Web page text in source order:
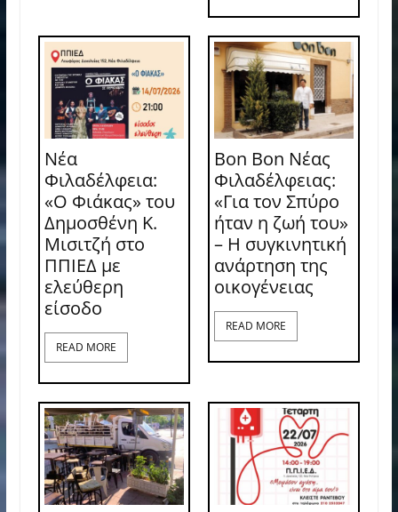
Νέα
Φιλαδέλφεια:
«Ο Φιάκας» του
Δημοσθένη Κ.
Μισιτζή στο
ΠΠΙΕΔ με
ελεύθερη
είσοδο
READ MORE
Bon Bon Νέας
Φιλαδέλφειας:
«Για τον Σπύρο
ήταν η ζωή του»
– Η συγκινητική
ανάρτηση της
οικογένειας
READ MORE